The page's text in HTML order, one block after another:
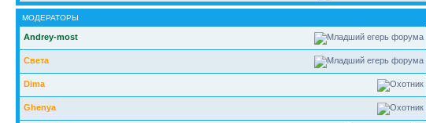
МОДЕРАТОРЫ
Andrey-most
Света
Dima
Ghenya